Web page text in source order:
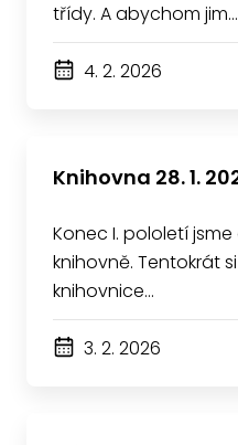
třídy. A abychom jim…
4. 2. 2026
Knihovna 28. 1.
Konec I. pololetí
knihovně. Tentokrát
knihovnice…
3. 2. 2026